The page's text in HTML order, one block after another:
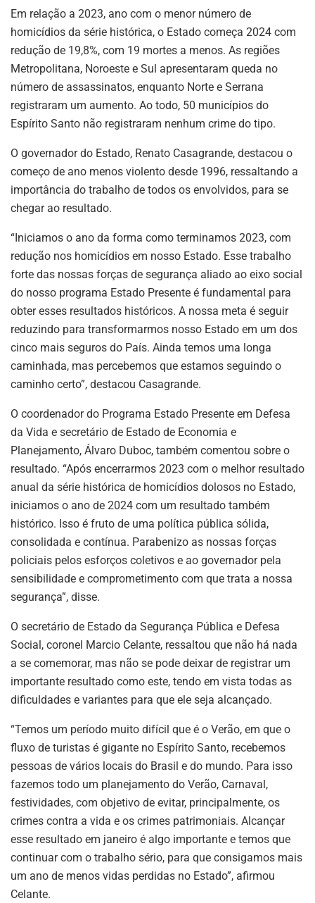
Em relação a 2023, ano com o menor número de
homicídios da série histórica, o Estado começa 2024 com
redução de 19,8%, com 19 mortes a menos. As regiões
Metropolitana, Noroeste e Sul apresentaram queda no
número de assassinatos, enquanto Norte e Serrana
registraram um aumento. Ao todo, 50 municípios do
Espírito Santo não registraram nenhum crime do tipo.
O governador do Estado, Renato Casagrande, destacou o
começo de ano menos violento desde 1996, ressaltando a
importância do trabalho de todos os envolvidos, para se
chegar ao resultado.
“Iniciamos o ano da forma como terminamos 2023, com
redução nos homicídios em nosso Estado. Esse trabalho
forte das nossas forças de segurança aliado ao eixo social
do nosso programa Estado Presente é fundamental para
obter esses resultados históricos. A nossa meta é seguir
reduzindo para transformarmos nosso Estado em um dos
cinco mais seguros do País. Ainda temos uma longa
caminhada, mas percebemos que estamos seguindo o
caminho certo”, destacou Casagrande.
O coordenador do Programa Estado Presente em Defesa
da Vida e secretário de Estado de Economia e
Planejamento, Álvaro Duboc, também comentou sobre o
resultado. “Após encerrarmos 2023 com o melhor resultado
anual da série histórica de homicídios dolosos no Estado,
iniciamos o ano de 2024 com um resultado também
histórico. Isso é fruto de uma política pública sólida,
consolidada e contínua. Parabenizo as nossas forças
policiais pelos esforços coletivos e ao governador pela
sensibilidade e comprometimento com que trata a nossa
segurança”, disse.
O secretário de Estado da Segurança Pública e Defesa
Social, coronel Marcio Celante, ressaltou que não há nada
a se comemorar, mas não se pode deixar de registrar um
importante resultado como este, tendo em vista todas as
dificuldades e variantes para que ele seja alcançado.
“Temos um período muito difícil que é o Verão, em que o
fluxo de turistas é gigante no Espírito Santo, recebemos
pessoas de vários locais do Brasil e do mundo. Para isso
fazemos todo um planejamento do Verão, Carnaval,
festividades, com objetivo de evitar, principalmente, os
crimes contra a vida e os crimes patrimoniais. Alcançar
esse resultado em janeiro é algo importante e temos que
continuar com o trabalho sério, para que consigamos mais
um ano de menos vidas perdidas no Estado”, afirmou
Celante.